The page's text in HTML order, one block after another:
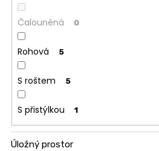
Čalouněná 0
Rohová 5
S roštem 5
S přistýlkou 1
Úložný prostor